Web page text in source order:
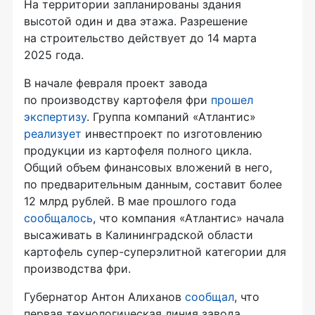
На территории запланированы здания
высотой один и два этажа. Разрешение
на строительство действует до 14 марта
2025 года.
В начале февраля проект завода
по производству картофеля фри прошел
экспертизу. Группа компаний «Атлантис»
реализует инвестпроект по изготовлению
продукции из картофеля полного цикла.
Общий объем финансовых вложений в него,
по предварительным данным, составит более
12 млрд рублей. В мае прошлого года
сообщалось, что компания «Атлантис» начала
высаживать в Калининградской области
картофель супер-суперэлитной категории для
производства фри.
Губернатор Антон Алиханов сообщал, что